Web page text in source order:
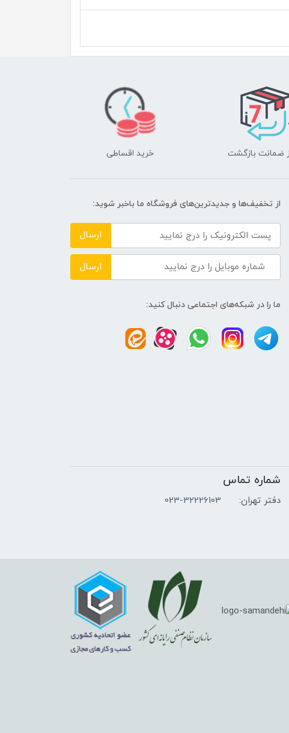
خرید اقساطی
از تخفیف‌ها و جدیدترین‌های فروشگاه ما باخبر شوید:
ارسال
ارسال
ما را در شبکه‌های اجتماعی دنبال کنید:
شماره تماس
دفتر تهران: 023-32226103